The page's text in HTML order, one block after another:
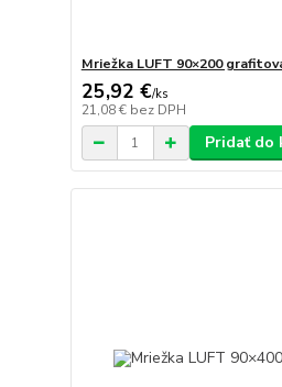
Mriežka LUFT 90×200
25,92 €/ks
21,08 € bez DPH
Pridať do